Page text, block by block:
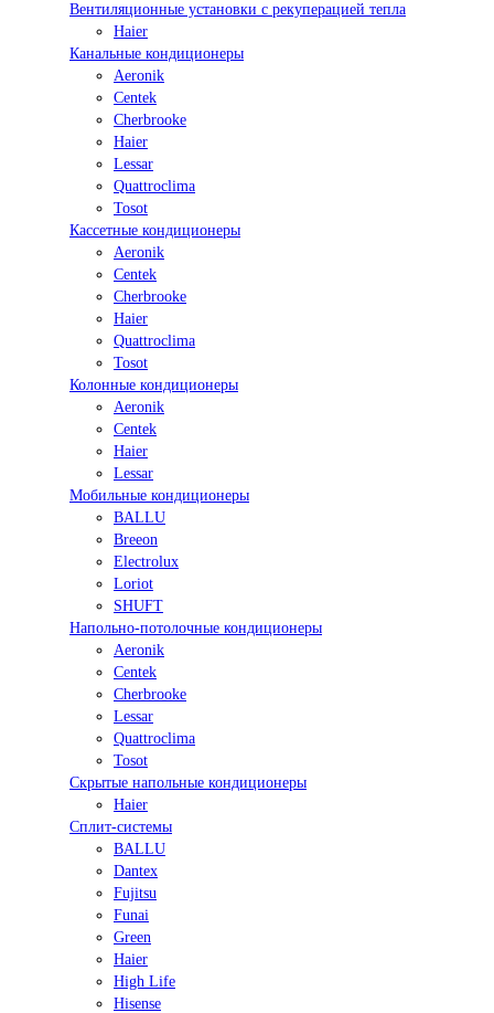
Вентиляционные установки с рекуперацией тепла
Haier
Канальные кондиционеры
Aeronik
Centek
Cherbrooke
Haier
Lessar
Quattroclima
Tosot
Кассетные кондиционеры
Aeronik
Centek
Cherbrooke
Haier
Quattroclima
Tosot
Колонные кондиционеры
Aeronik
Centek
Haier
Lessar
Мобильные кондиционеры
BALLU
Breeon
Electrolux
Loriot
SHUFT
Напольно-потолочные кондиционеры
Aeronik
Centek
Cherbrooke
Lessar
Quattroclima
Tosot
Скрытые напольные кондиционеры
Haier
Сплит-системы
BALLU
Dantex
Fujitsu
Funai
Green
Haier
High Life
Hisense